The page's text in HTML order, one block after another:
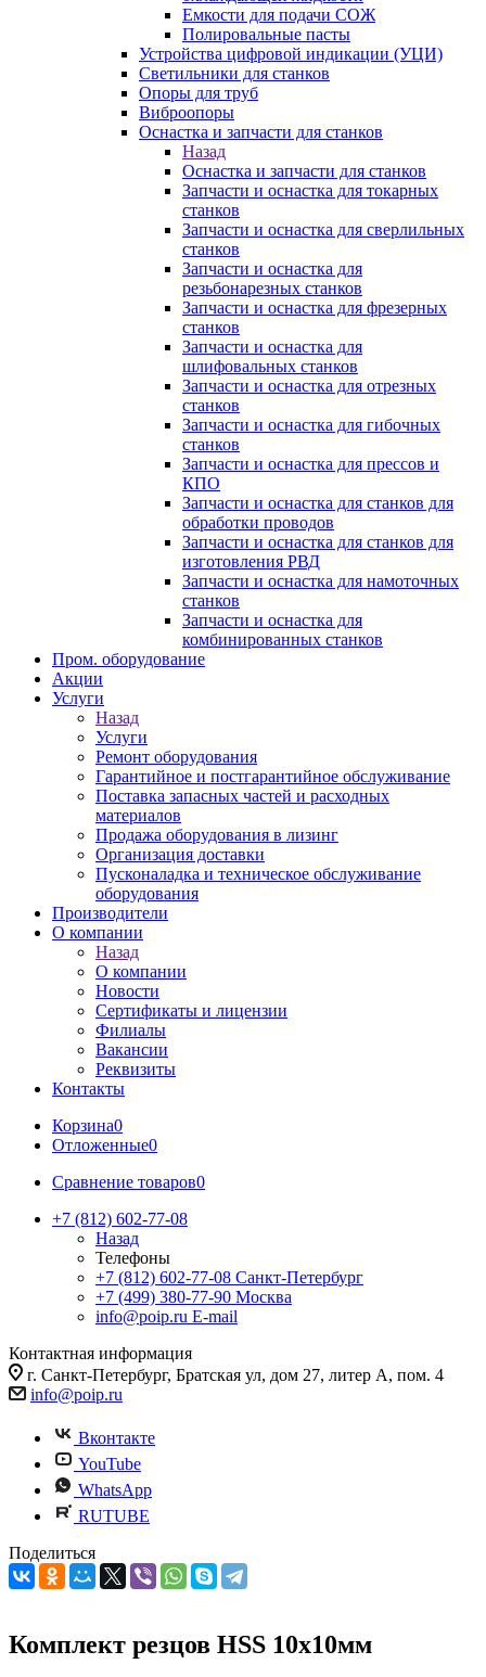
Емкости для подачи СОЖ
Полировальные пасты
Устройства цифровой индикации (УЦИ)
Светильники для станков
Опоры для труб
Виброопоры
Оснастка и запчасти для станков
Назад
Оснастка и запчасти для станков
Запчасти и оснастка для токарных
станков
Запчасти и оснастка для сверлильных
станков
Запчасти и оснастка для
резьбонарезных станков
Запчасти и оснастка для фрезерных
станков
Запчасти и оснастка для
шлифовальных станков
Запчасти и оснастка для отрезных
станков
Запчасти и оснастка для гибочных
станков
Запчасти и оснастка для прессов и
КПО
Запчасти и оснастка для станков для
обработки проводов
Запчасти и оснастка для станков для
изготовления РВД
Запчасти и оснастка для намоточных
станков
Запчасти и оснастка для
комбинированных станков
Пром. оборудование
Акции
Услуги
Назад
Услуги
Ремонт оборудования
Гарантийное и постгарантийное обслуживание
Поставка запасных частей и расходных
материалов
Продажа оборудования в лизинг
Организация доставки
Пусконаладка и техническое обслуживание
оборудования
Производители
О компании
Назад
О компании
Новости
Сертификаты и лицензии
Филиалы
Вакансии
Реквизиты
Контакты
Корзина0
Отложенные0
Сравнение товаров0
+7 (812) 602-77-08
Назад
Телефоны
+7 (812) 602-77-08 Санкт-Петербург
+7 (499) 380-77-90 Москва
info@poip.ru E-mail
Контактная информация
г. Санкт-Петербург, Братская ул, дом 27, литер А, пом. 4
info@poip.ru
Вконтакте
YouTube
WhatsApp
RUTUBE
Поделиться
Комплект резцов HSS 10х10мм